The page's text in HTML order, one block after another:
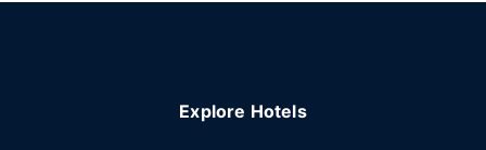
Explore Hotels